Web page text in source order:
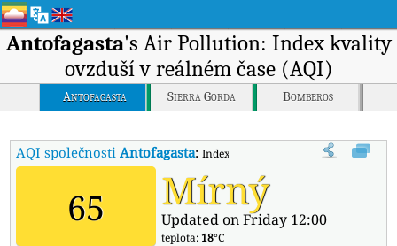
Antofagasta's Air Pollution: Index kvality
ovzduší v reálném čase (AQI)
Antofagasta Sierra Gorda Bomberos
AQI společnostiAntofagasta:Index kvality vzduchu v reálném čase
65 Mírný
Updated on Friday 12:00
teplota: 18°C